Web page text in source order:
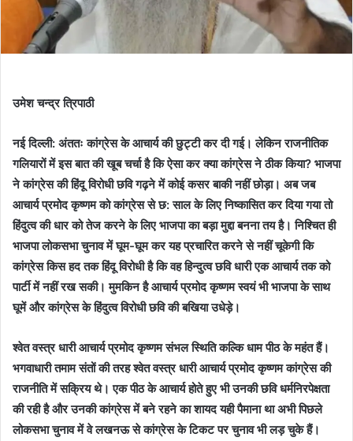
उमेश चन्द्र त्रिपाठी
नई दिल्ली: अंततः कांग्रेस के आचार्य की छुट्टी कर दी गई। लेकिन राजनीतिक
गलियारों में इस बात की खूब चर्चा है कि ऐसा कर क्या कांग्रेस ने ठीक किया? भाजपा
ने कांग्रेस की हिंदू विरोधी छवि गढ़ने में कोई कसर बाकी नहीं छोड़ा। अब जब
आचार्य प्रमोद कृष्णम को कांग्रेस से छ: साल के लिए निष्कासित कर दिया गया तो
हिंदुत्व की धार को तेज करने के लिए भाजपा का बड़ा मुद्दा बनना तय है। निश्चित ही
भाजपा लोकसभा चुनाव में घूम-घूम कर यह प्रचारित करने से नहीं चूकेगी कि
कांग्रेस किस हद तक हिंदू विरोधी है कि वह हिन्दुत्व छवि धारी एक आचार्य तक को
पार्टी में नहीं रख सकी। मुमकिन है आचार्य प्रमोद कृष्णम स्वयं भी भाजपा के साथ
घूमें और कांग्रेस के हिंदुत्व विरोधी छवि की बखिया उधेड़े।
श्वेत वस्त्र धारी आचार्य प्रमोद कृष्णम संभल स्थिति कल्कि धाम पीठ के महंत हैं।
भगवाधारी तमाम संतों की तरह श्वेत वस्त्र धारी आचार्य प्रमोद कृष्णम कांग्रेस की
राजनीति में सक्रिय थे। एक पीठ के आचार्य होते हुए भी उनकी छवि धर्मनिरपेक्षता
की रही है और उनकी कांग्रेस में बने रहने का शायद यही पैमाना था अभी पिछले
लोकसभा चुनाव में वे लखनऊ से कांग्रेस के टिकट पर चुनाव भी लड़ चुके हैं।